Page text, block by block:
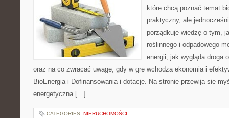
które chcą poznać temat
praktyczny, ale
porządkuje wiedzę o tym,
roślinnego i odpadowego
energii, jak wygląda droga
oraz na co zwracać uwagę, gdy w grę wchodzą ekonomia i
BioEnergia i Dofinansowania i dotacje. Na stronie przewija się
energetyczna […]
CATEGORIES: NIERUCHOMOŚCI